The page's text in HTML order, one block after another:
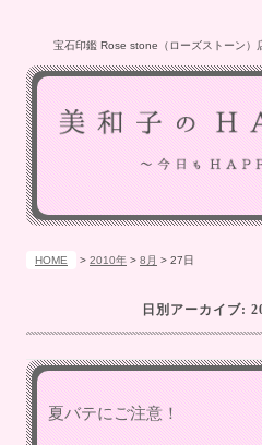
宝石印鑑 Rose stone（ローズストーン）
HOME > 2010年 > 8月 > 27日
日別アーカイブ:
夏バテにご注意！